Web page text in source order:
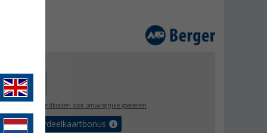
plus verzendkosten voor omvangrijke goederen
met de voordeelkaartbonus